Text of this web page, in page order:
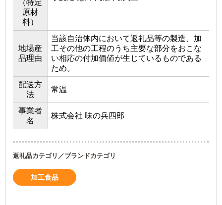
（特定
原材
料）
地場産
品理由
当該自治体内において返礼品等の製造、加
工その他の工程のうち主要な部分をおこな
い相応の付加価値が生じているものである
ため。
配送方
法
常温
事業者
名
株式会社 味の兵四郎
返礼品カテゴリ／ブランドカテゴリ
加工食品